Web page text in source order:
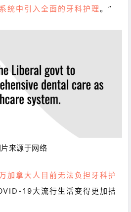
统中引入全面的牙科护理。”
片来源于网络
加拿大人目前无法负担牙科护
19大流行生活变得更加拮